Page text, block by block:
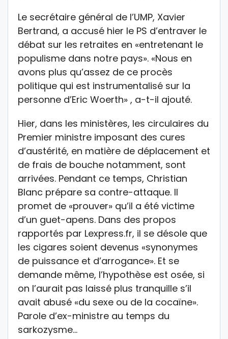
Le secrétaire général de l’UMP, Xavier
Bertrand, a accusé hier le PS d’entraver le
débat sur les retraites en «entretenant le
populisme dans notre pays». «Nous en
avons plus qu’assez de ce procès
politique qui est instrumentalisé sur la
personne d’Eric Woerth» , a-t-il ajouté.
Hier, dans les ministères, les circulaires du
Premier ministre imposant des cures
d’austérité, en matière de déplacement et
de frais de bouche notamment, sont
arrivées. Pendant ce temps, Christian
Blanc prépare sa contre-attaque. Il
promet de «prouver» qu’il a été victime
d’un guet-apens. Dans des propos
rapportés par Lexpress.fr, il se désole que
les cigares soient devenus «synonymes
de puissance et d’arrogance». Et se
demande même, l’hypothèse est osée, si
on l’aurait pas laissé plus tranquille s’il
avait abusé «du sexe ou de la cocaïne».
Parole d’ex-ministre au temps du
sarkozysme…